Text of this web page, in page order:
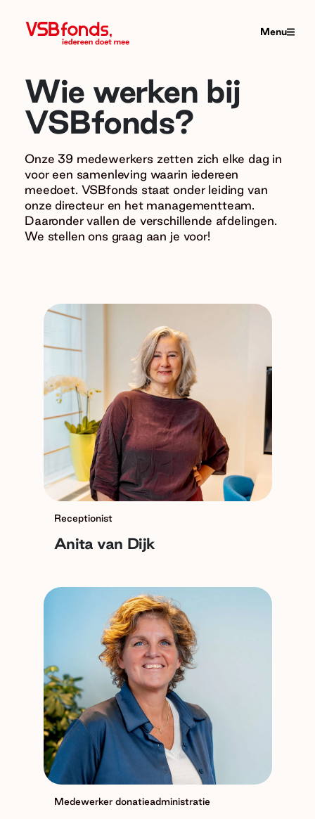
Menu
Wie werken bij
VSBfonds?
Onze 39 medewerkers zetten zich elke dag in
voor een samenleving waarin iedereen
meedoet. VSBfonds staat onder leiding van
onze directeur en het managementteam.
Daaronder vallen de verschillende afdelingen.
We stellen ons graag aan je voor!
Receptionist
Anita van Dijk
Medewerker donatieadministratie